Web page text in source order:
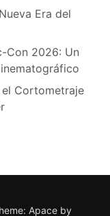
Era del
Con 2026: Un
el Cortometraje
Apace by